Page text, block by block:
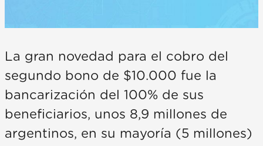
La gran novedad para el cobro del
segundo bono de $10.000 fue la
bancarización del 100% de sus
beneficiarios, unos 8,9 millones de
argentinos, en su mayoría (5 millones)